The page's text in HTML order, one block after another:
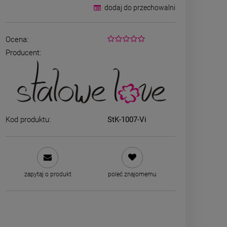
ZESTAW - dwa srebrne
dodaj do przechowalni
Ocena:
Producent:
Kod produktu: StK-1007-Vi
zapytaj o produkt poleć znajomemu